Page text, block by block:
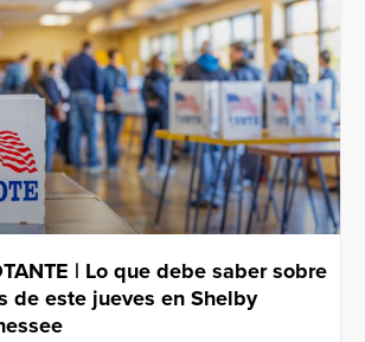
| Lo que debe saber sobre
de este jueves en Shelby